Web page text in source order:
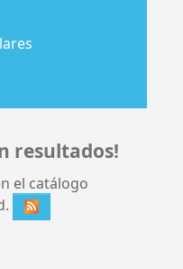
resultados!
el catálogo